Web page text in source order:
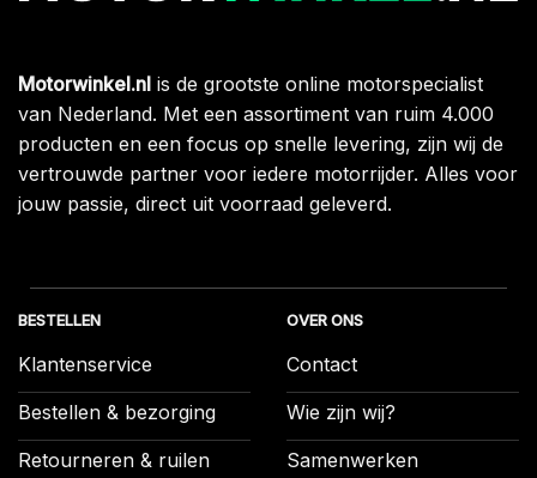
Motorwinkel.nl is de grootste online motorspecialist
van Nederland. Met een assortiment van ruim 4.000
producten en een focus op snelle levering, zijn wij de
vertrouwde partner voor iedere motorrijder. Alles voor
jouw passie, direct uit voorraad geleverd.
BESTELLEN
Klantenservice
Bestellen & bezorging
Retourneren & ruilen
OVER ONS
Contact
Wie zijn wij?
Samenwerken